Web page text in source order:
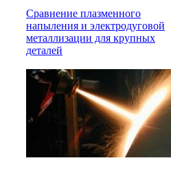
Сравнение плазменного
напыления и электродуговой
металлизации для крупных
деталей